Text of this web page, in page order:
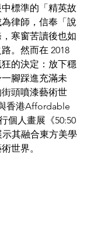
標準的「精英故
律師，信奉「說
寒窗苦讀後也如
。然而在 2018
的決定：放下穩
腳踩進充滿未
頭噴漆藝術世
香港Affordable
個人畫展《50:50
其融合東方美學
世界。